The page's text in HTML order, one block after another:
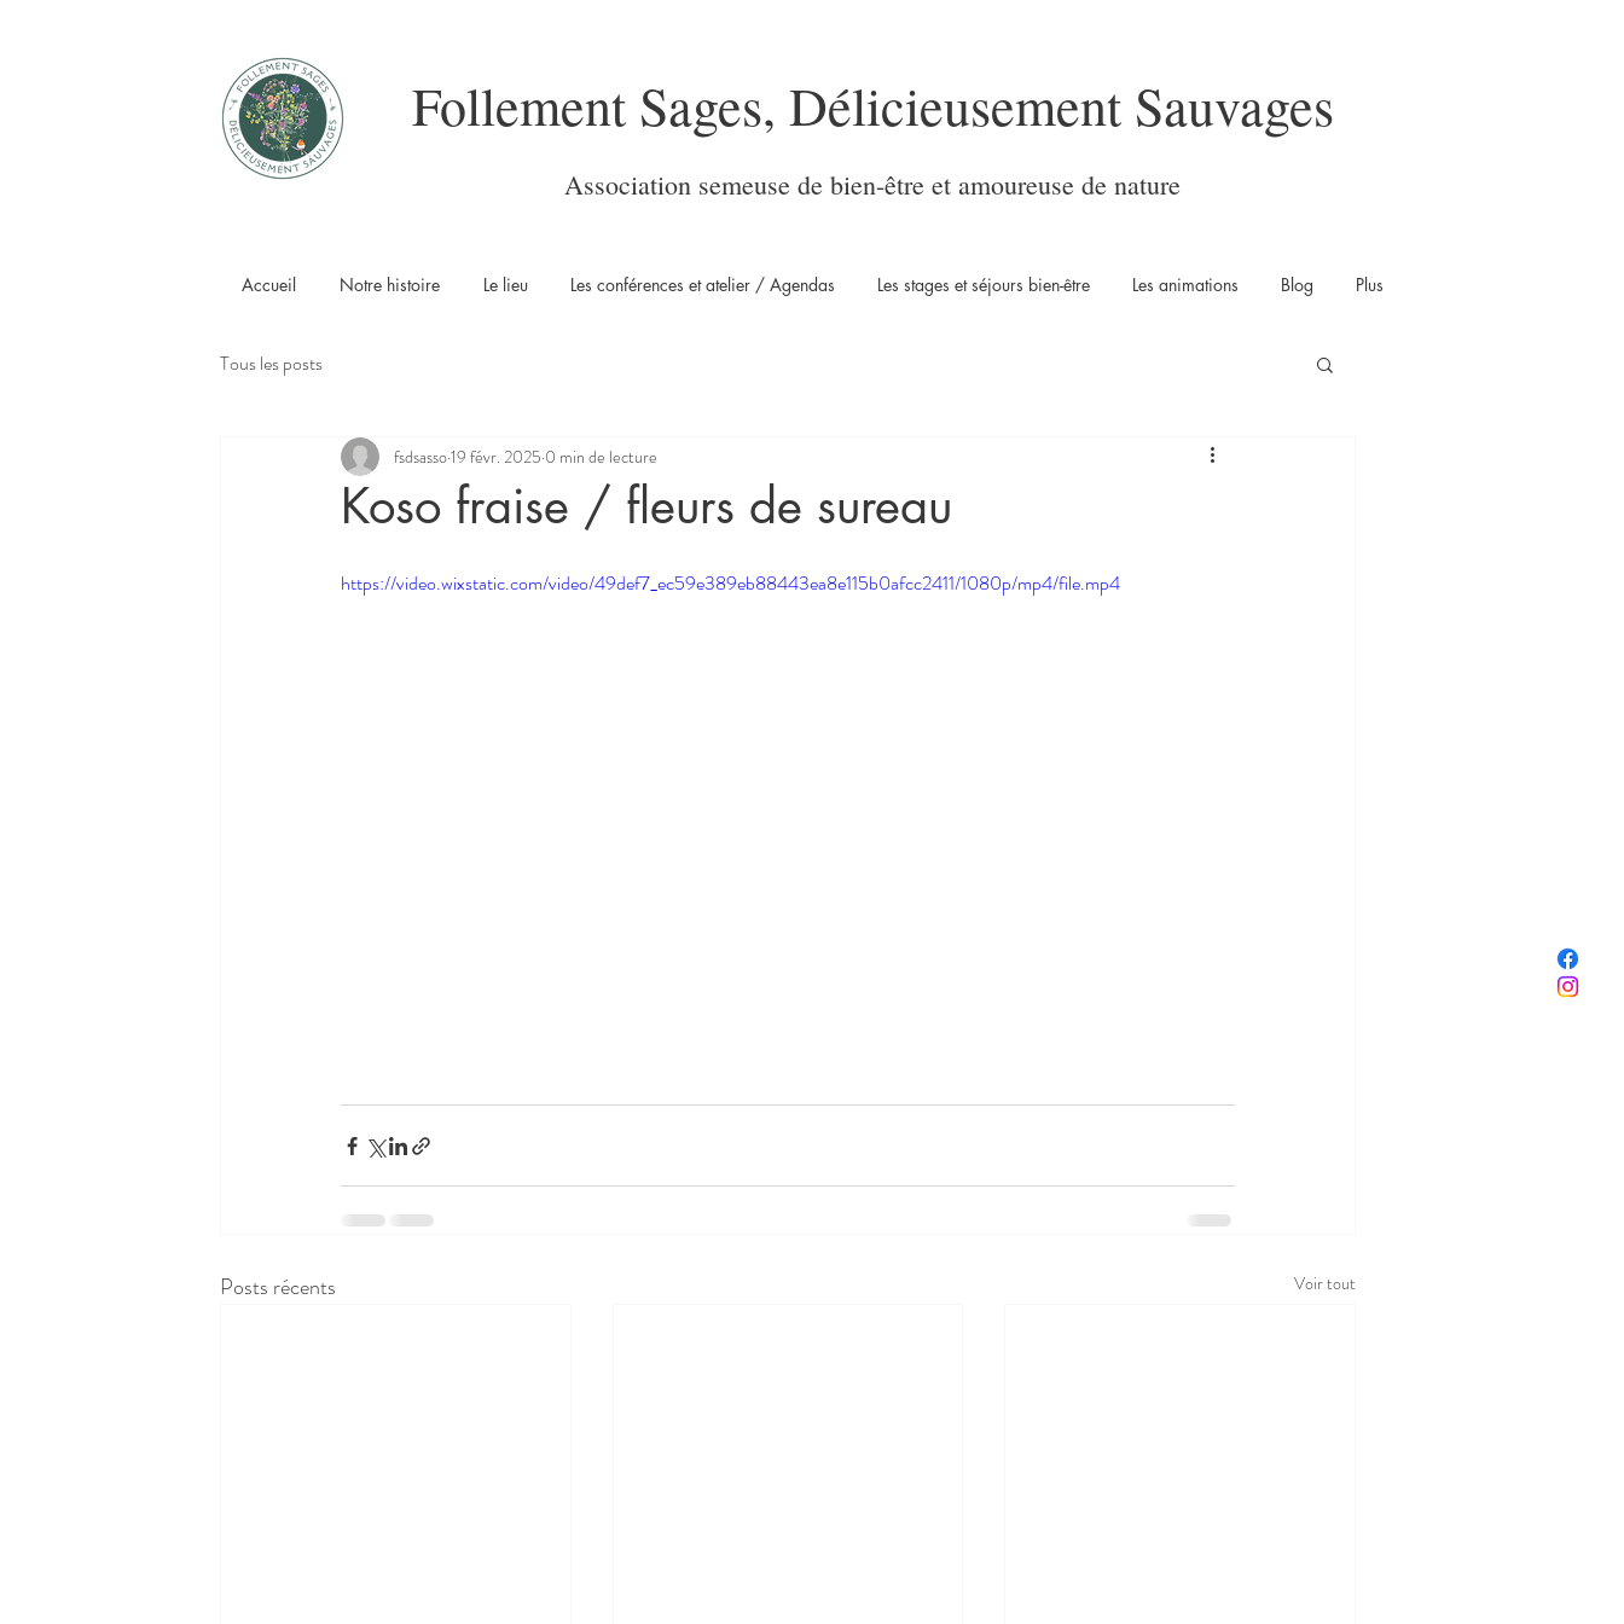
Follement Sages, Délicieusement Sauvages
Association semeuse de bien-être et amoureuse de nature
Accueil Notre histoire Le lieu Les conférences et atelier / Agendas Les stages et séjours bien-être Les animations Blog Plus
Tous les posts
Koso fraise / fleurs de sureau
fsdsasso19 févr. 2025 0 min de lecture
https://video.wixstatic.com/video/49def7_ec59e389eb88443ea8e115b0afcc2411/1080p/mp4/file.mp4
Posts récents Voir tout